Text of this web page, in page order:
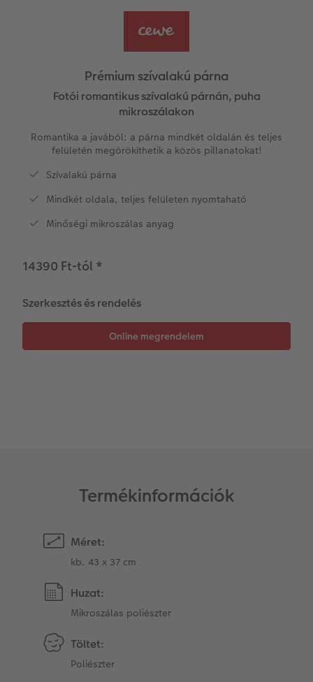
Vásárlói mintakönyvek
Kids CEWE FOTÓKÖNYV
Art Collection CEWE FOTÓKÖNYV
CEWE myPhotos
Matt Prints
Prémium poszter
Art Prints
Fényképtároló dobozok
Fotócsomagok
Fotómatrica
Azonnali fotókidolgozás
Matrica nyomtatás azonnal
Direkt nyomtatású alufotó
Habkarton
Esküvői köszöntő tábla
Hexxas
Fafotó
Többrészes fali dekoráció
Fotókollázsok
Fotószalag
Üdvözlőkártyák
Iskolaszer és irodaszer
Fényképes ajándékdobozok
Art Prints
Fényképes naptárak
CEWE FOTÓKÖNYV Kids
CEWE myPhotos
Kiegészítők
CEWE PHOTO AWARD FOTÓPÁLYÁZAT
Hogyan készíts jobb képeket a
Híreink
Egyedi ajándékötletek
Ajándékötletek szeretteinek
Utazás
Esküvő
Ballagás
Prémium szívalakú párna
Fotói romantikus szívalakú párnán, puha
mikroszálakon
Romantika a javából: a párna mindkét oldalán és teljes
felületén megörökíthetik a közös pillanatokat!
Szívalakú párna
Mindkét oldala, teljes felületen nyomtaható
Minőségi mikroszálas anyag
14390 Ft-tól *
Szerkesztés és rendelés
Termékinformációk
Méret:
kb. 43 x 37 cm
Huzat:
Mikroszálas poliészter
Töltet:
Poliészter